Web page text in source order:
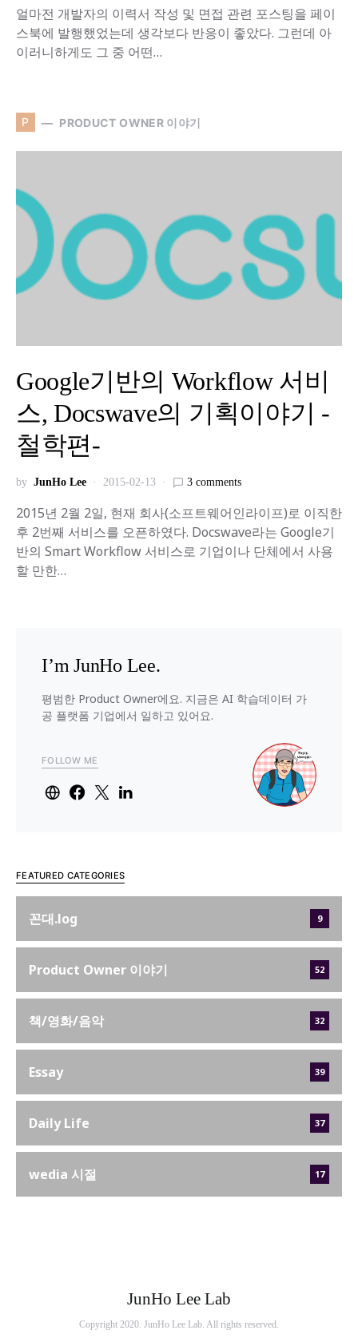
얼마전 개발자의 이력서 작성 및 면접 관련 포스팅을 페이
스북에 발행했었는데 생각보다 반응이 좋았다. 그런데 아
이러니하게도 그 중 어떤…
P PRODUCT OWNER 이야기
Google기반의 Workflow 서비
스, Docswave의 기획이야기 -
철학편-
by JunHo Lee 2015-02-13 3 comments
2015년 2월 2일, 현재 회사(소프트웨어인라이프)로 이직한
후 2번째 서비스를 오픈하였다. Docswave라는 Google기
반의 Smart Workflow 서비스로 기업이나 단체에서 사용
할 만한…
I’m JunHo Lee.
평범한 Product Owner에요. 지금은 AI 학습데이터 가
공 플랫폼 기업에서 일하고 있어요.
FOLLOW ME
FEATURED CATEGORIES
꼰대.log 9
Product Owner 이야기 52
책/영화/음악 32
Essay 39
Daily Life 37
wedia 시절 17
JunHo Lee Lab
Copyright 2020. JunHo Lee Lab. All rights reserved.